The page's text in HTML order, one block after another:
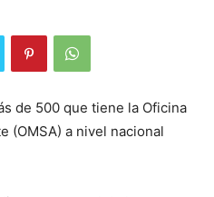
de 500 que tiene la Oficina
(OMSA) a nivel nacional